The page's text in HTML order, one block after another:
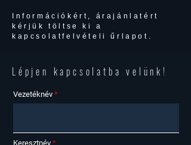
Információkért, árajánlatért
kérjük töltse ki a
kapcsolatfelvételi űrlapot.
Lépjen kapcsolatba velünk!
Vezetéknév
Keresztnév